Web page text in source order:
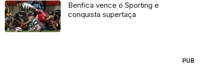
Benfica vence o Sporting e
conquista supertaça
PUB